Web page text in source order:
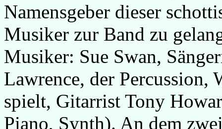
Namensgeber dieser
Musiker zur Band zu
Musiker: Sue Swan,
Lawrence, der
spielt, Gitarrist Tony
Piano, Synth). An dem